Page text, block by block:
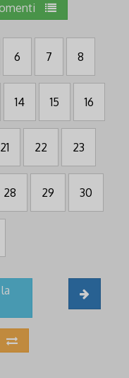
6 7 8
14 15 16
21 22 23
28 29 30